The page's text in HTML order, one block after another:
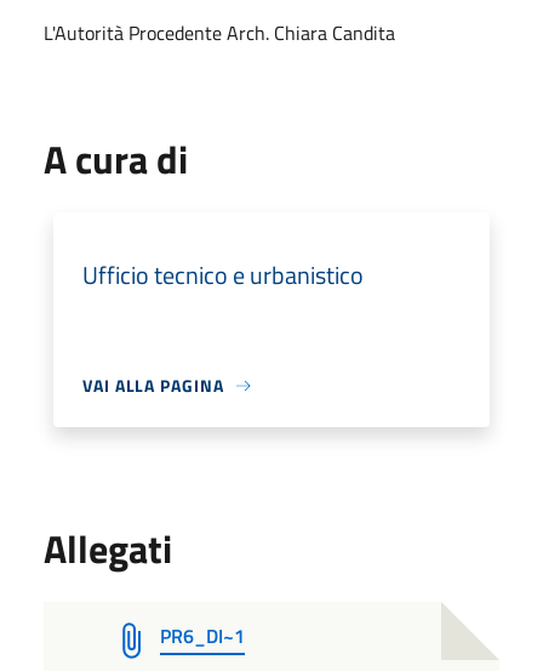
L'Autorità Procedente Arch. Chiara Candita
A cura di
Ufficio tecnico e urbanistico
VAI ALLA PAGINA
Allegati
PR6_DI~1